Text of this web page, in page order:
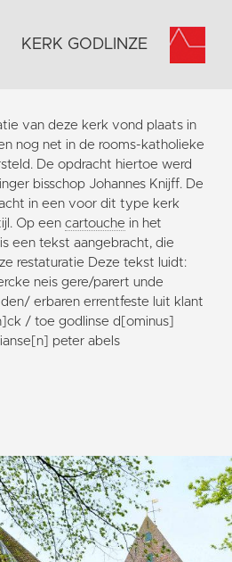
KERK GODLINZE
van deze kerk vond plaats in
nog net in de rooms-katholieke
De opdracht hiertoe werd
bisschop Johannes Knijff. De
in een voor dit type kerk
Op een cartouche in het
een tekst aangebracht, die
restaturatie Deze tekst luidt:
neis gere/parert unde
erbaren errentfeste luit klant
/ toe godlinse d[ominus]
peter abels